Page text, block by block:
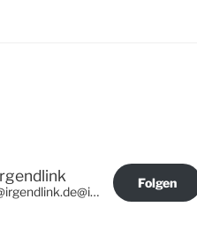
@irgendlink.de@irgendlink.de
Folgen